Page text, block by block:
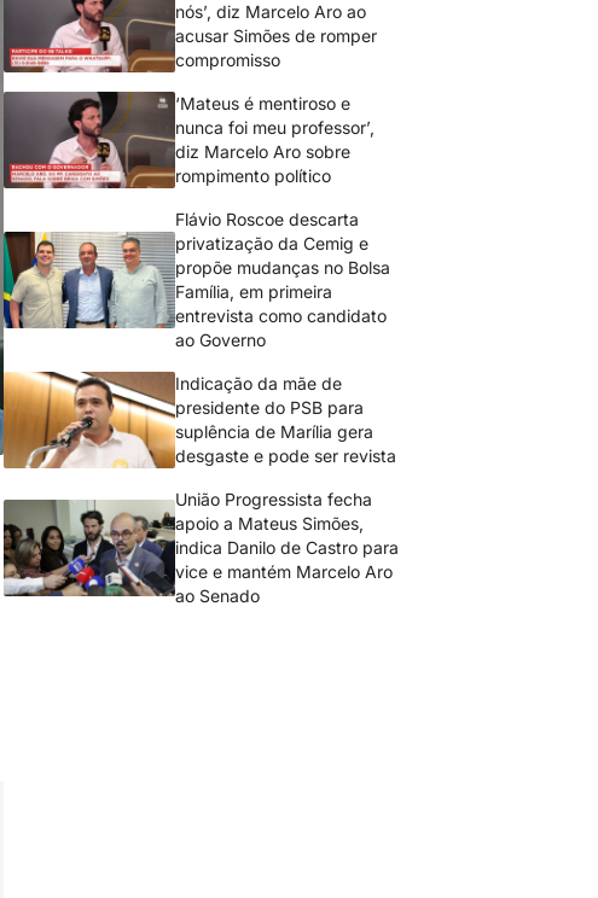
nós’, diz Marcelo Aro ao
acusar Simões de romper
compromisso
‘Mateus é mentiroso e
nunca foi meu professor’,
diz Marcelo Aro sobre
rompimento político
Flávio Roscoe descarta
privatização da Cemig e
propõe mudanças no Bolsa
Família, em primeira
entrevista como candidato
ao Governo
Indicação da mãe de
presidente do PSB para
suplência de Marília gera
desgaste e pode ser revista
União Progressista fecha
apoio a Mateus Simões,
indica Danilo de Castro para
vice e mantém Marcelo Aro
ao Senado